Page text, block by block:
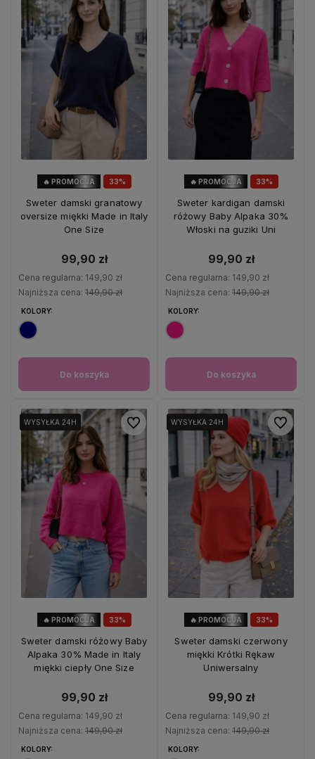
33%
🔥 PROMOCJA
Sweter damski granatowy
oversize miękki Made in Italy
One Size
99,90 zł
Cena regularna: 149,90 zł
Najniższa cena: 149,90 zł
KOLORY:
Do koszyka
33%
🔥 PROMOCJA
Sweter kardigan damski
różowy Baby Alpaka 30%
Włoski na guziki Uni
99,90 zł
Cena regularna: 149,90 zł
Najniższa cena: 149,90 zł
KOLORY:
Do koszyka
33%
🔥 PROMOCJA
WYSYŁKA 24H
WYSYŁKA 24H
Sweter damski różowy Baby
Alpaka 30% Made in Italy
miękki ciepły One Size
99,90 zł
Cena regularna: 149,90 zł
Najniższa cena: 149,90 zł
KOLORY:
Do ulubionych
33%
🔥 PROMOCJA
WYSYŁKA 24H
WYSYŁKA 24H
Sweter damski czerwony
miękki Krótki Rękaw
Uniwersalny
99,90 zł
Cena regularna: 149,90 zł
Najniższa cena: 149,90 zł
KOLORY:
Do